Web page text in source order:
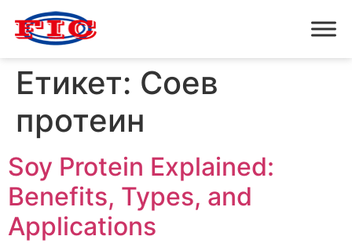
Етикет: Соев
протеин
Soy Protein Explained:
Benefits, Types, and
Applications